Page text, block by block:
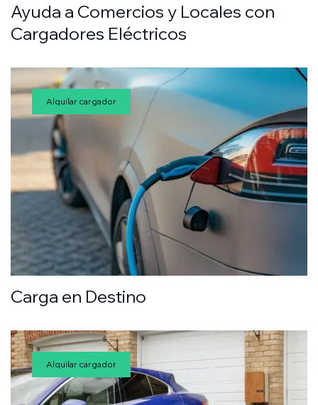
Ayuda a Comercios y Locales con
Cargadores Eléctricos
Alquilar cargador
Carga en Destino
Alquilar cargador